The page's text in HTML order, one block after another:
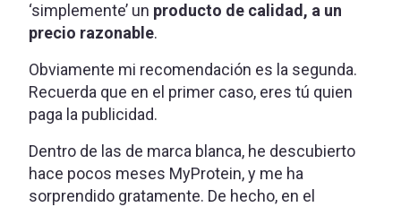
‘simplemente’ un producto de calidad, a un
precio razonable.
Obviamente mi recomendación es la segunda.
Recuerda que en el primer caso, eres tú quien
paga la publicidad.
Dentro de las de marca blanca, he descubierto
hace pocos meses MyProtein, y me ha
sorprendido gratamente. De hecho, en el